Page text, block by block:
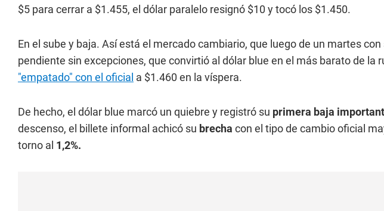
$5 para cerrar a $1.455, el dólar paralelo resignó $10 y tocó los $1.450.
En el sube y baja. Así está el mercado cambiario, que luego de un martes
pendiente sin excepciones, que convirtió al dólar blue en el más barato de la
"empatado" con el oficial a $1.460 en la víspera.
De hecho, el dólar blue marcó un quiebre y registró su primera baja
descenso, el billete informal achicó su brecha con el tipo de cambio oficial
torno al 1,2%.